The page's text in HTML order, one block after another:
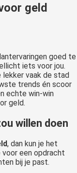
geld
goed te
iets voor jou.
lekker vaak de stad
trends én scoor
echte win-win
geld.
willen doen
, dan kun je het
voor een opdracht
bij je past.